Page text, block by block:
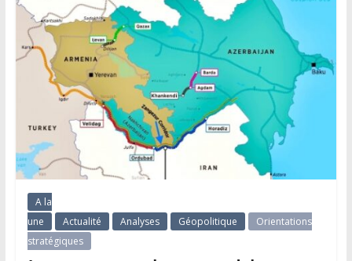
A la
une
Actualité Analyses Géopolitique
Orientations
stratégiques